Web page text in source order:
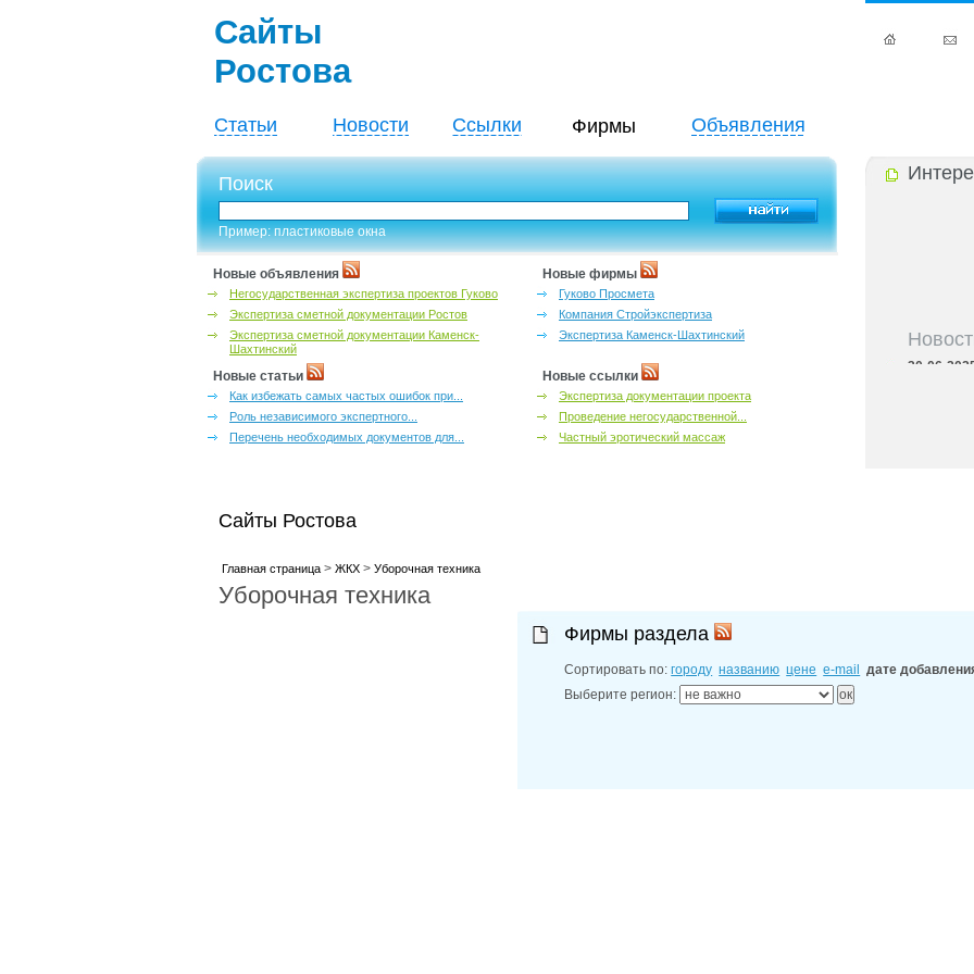
Сайты
Ростова
Статьи Новости Ссылки Фирмы Объявления
Поиск
Пример: пластиковые окна
Новые объявления
Негосударственная экспертиза проектов Гуково
Экспертиза сметной документации Ростов
Экспертиза сметной документации Каменск-
Шахтинский
Новые фирмы
Гуково Просмета
Компания Стройэкспертиза
Экспертиза Каменск-Шахтинский
Новые статьи
Как избежать самых частых ошибок при...
Роль независимого экспертного...
Перечень необходимых документов для...
Новые ссылки
Экспертиза документации проекта
Проведение негосударственной...
Частный эротический массаж
30-06-
Сайты Ростова
Главная страница> ЖКХ> Уборочная техника
Уборочная техника
Фирмы раздела
Сортировать по:городу названию цене e-mail
дате
Выберите регион: